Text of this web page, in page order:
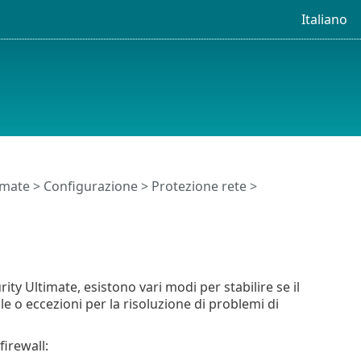
Italiano
> Configurazione> Protezione rete>
Ultimate, esistono vari modi per stabilire se il
o eccezioni per la risoluzione di problemi di